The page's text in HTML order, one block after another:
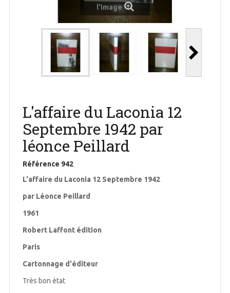
l'image
L'affaire du Laconia 12
Septembre 1942 par
léonce Peillard
Référence 942
L'affaire du Laconia 12 Septembre 1942
par Léonce Peillard
1961
Robert Laffont édition
Paris
Cartonnage d'éditeur
Très bon état